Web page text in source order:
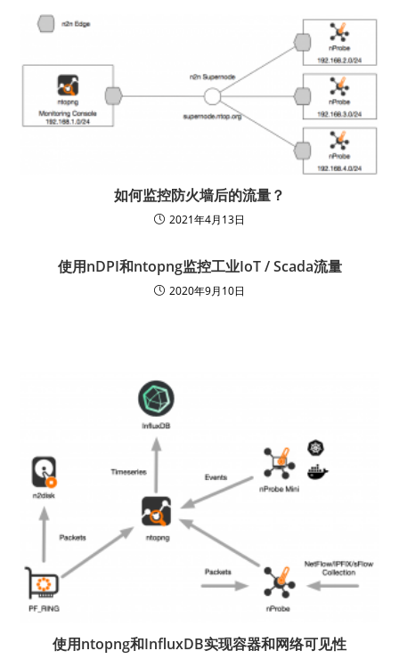
如何监控防火墙后的流量？
2021年4月13日
使用nDPI和ntopng监控工业IoT / Scada流量
2020年9月10日
使用ntopng和InfluxDB实现容器和网络可见性